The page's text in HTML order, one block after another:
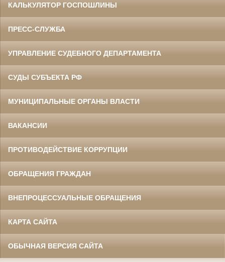
КАЛЬКУЛЯТОР ГОСПОШЛИНЫ
ПРЕСС-СЛУЖБА
УПРАВЛЕНИЕ СУДЕБНОГО ДЕПАРТАМЕНТА
СУДЫ СУБЪЕКТА РФ
МУНИЦИПАЛЬНЫЕ ОРГАНЫ ВЛАСТИ
ВАКАНСИИ
ПРОТИВОДЕЙСТВИЕ КОРРУПЦИИ
ОБРАЩЕНИЯ ГРАЖДАН
ВНЕПРОЦЕССУАЛЬНЫЕ ОБРАЩЕНИЯ
КАРТА САЙТА
ОБЫЧНАЯ ВЕРСИЯ САЙТА